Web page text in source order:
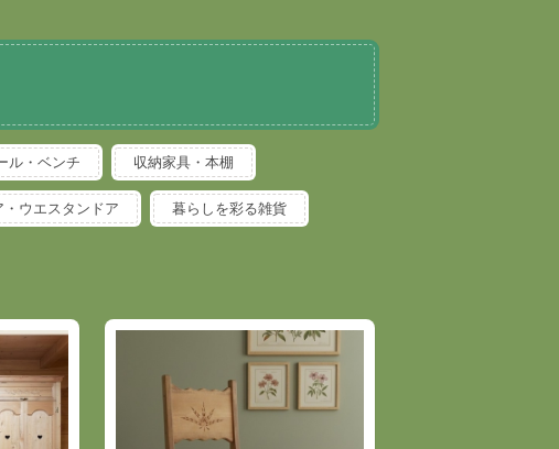
ル・ベンチ 収納家具・本棚
・ウエスタンドア 暮らしを彩る雑貨